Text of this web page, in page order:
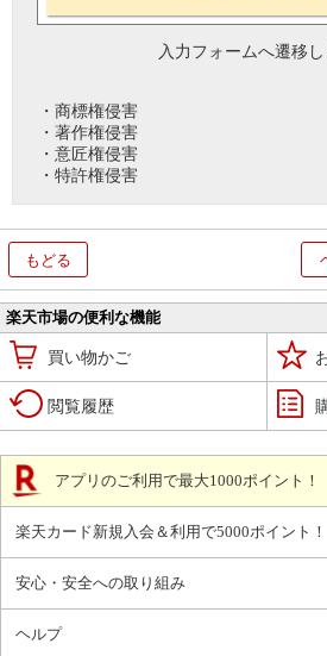
入力フォームへ遷移し
・商標権侵害
・著作権侵害
・意匠権侵害
・特許権侵害
もどる
楽天市場の便利な機能
買い物かご
閲覧履歴
アプリのご利用で最大1000ポイント！
楽天カード新規入会＆利用で5000ポイント！
安心・安全への取り組み
ヘルプ